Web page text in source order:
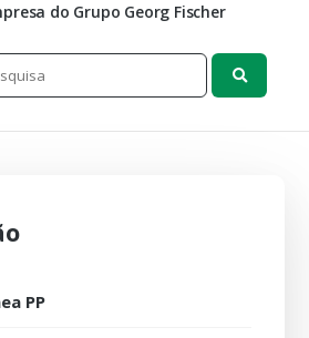
do Grupo Georg Fischer
PP